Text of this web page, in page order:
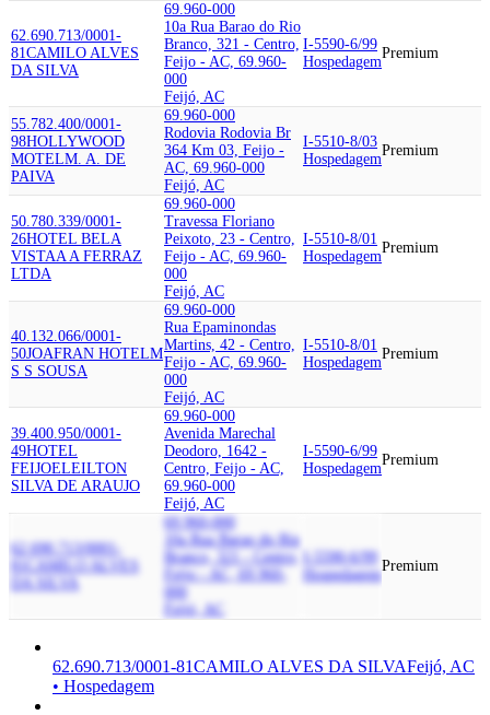
62.690.713/0001-
81CAMILO ALVES
DA SILVA
69.960-000
10a Rua Barao do Rio
Branco, 321 - Centro,
Feijo - AC, 69.960-
000
Feijó, AC
I-5590-6/99
Hospedagem
Premium
55.782.400/0001-
98HOLLYWOOD
MOTELM. A. DE
PAIVA
69.960-000
Rodovia Rodovia Br
364 Km 03, Feijo -
AC, 69.960-000
Feijó, AC
I-5510-8/03
Hospedagem
Premium
50.780.339/0001-
26HOTEL BELA
VISTAA A FERRAZ
LTDA
69.960-000
Travessa Floriano
Peixoto, 23 - Centro,
Feijo - AC, 69.960-
000
Feijó, AC
I-5510-8/01
Hospedagem
Premium
40.132.066/0001-
50JOAFRAN HOTELM
S S SOUSA
69.960-000
Rua Epaminondas
Martins, 42 - Centro,
Feijo - AC, 69.960-
000
Feijó, AC
I-5510-8/01
Hospedagem
Premium
39.400.950/0001-
49HOTEL
FEIJOELEILTON
SILVA DE ARAUJO
69.960-000
Avenida Marechal
Deodoro, 1642 -
Centro, Feijo - AC,
69.960-000
Feijó, AC
I-5590-6/99
Hospedagem
Premium
62.690.713/0001-
CAMILO ALVES
DA SILVA
69.960-000
10a Rua Barao do Rio
Branco, 321 - Centro,
Feijo - AC, 69.960-
000
Feijó, AC
I-5590-6/99
Hospedagem
Premium
62.690.713/0001-81CAMILO ALVES DA SILVAFeijó, AC
• Hospedagem